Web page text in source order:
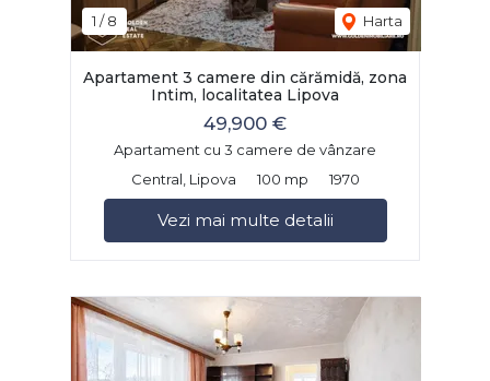
1 /8 Harta
Apartament 3 camere din cărămidă, zona
Intim, localitatea Lipova
49,900 €
Apartament cu 3 camere de vânzare
Central, Lipova
100 mp 1970
Vezi mai multe detalii